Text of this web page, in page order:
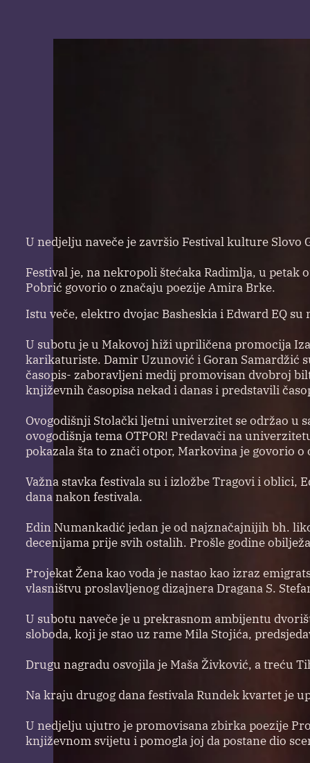
U nedjelju naveče je završio Festival kulture
Festival je, na nekropoli štećaka Radimlja, u
Pobrić govorio o značaju poezije Amira Brke.
Istu veče, elektro dvojac Basheskia i Edward EQ
U subotu je u Makovoj hiži upriličena promocija
karikaturiste. Damir Uzunović i Goran Samardžić
časopis- zaboravljeni medij promovisan dvobroj
književnih časopisa nekad i danas i predstavili
Ovogodišnji Stolački ljetni univerzitet se održao u
ovogodišnja tema OTPOR! Predavači na
pokazala šta to znači otpor, Markovina je govorio
Važna stavka festivala su i izložbe Tragovi i oblici,
dana nakon festivala.
Edin Numankadić jedan je od najznačajnijih bh.
decenijama prije svih ostalih. Prošle godine
Projekat Žena kao voda je nastao kao izraz
vlasništvu proslavljenog dizajnera Dragana S.
U subotu naveče je u prekrasnom ambijentu
sloboda, koji je stao uz rame Mila Stojića,
Drugu nagradu osvojila je Maša Živković, a treću
Na kraju drugog dana festivala Rundek kvartet je
U nedjelju ujutro je promovisana zbirka poezije
književnom svijetu i pomogla joj da postane dio